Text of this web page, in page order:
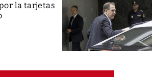
la tarjetas